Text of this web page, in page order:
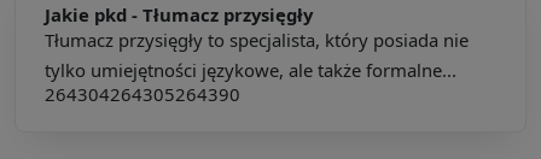
Jakie pkd - Tłumacz przysięgły
Tłumacz przysięgły to specjalista, który posiada nie
tylko umiejętności językowe, ale także formalne...
264304264305264390